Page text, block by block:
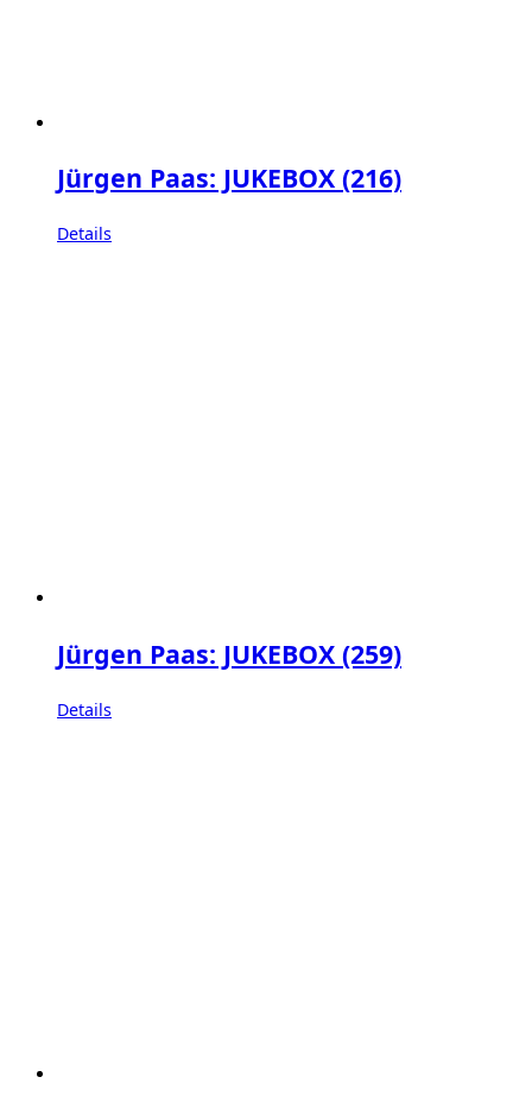
Jürgen Paas: JUKEBOX (216)
Details
Jürgen Paas: JUKEBOX (259)
Details